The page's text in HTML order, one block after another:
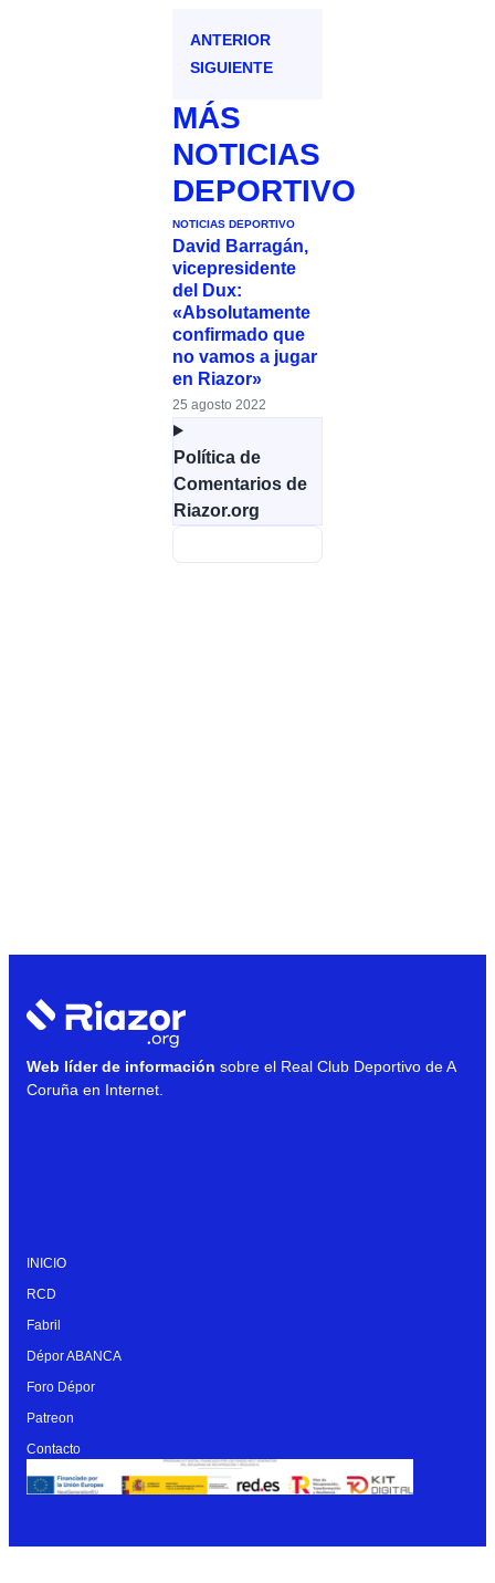
ANTERIOR
SIGUIENTE
MÁS
NOTICIAS
DEPORTIVO
NOTICIAS DEPORTIVO
David Barragán,
vicepresidente
del Dux:
«Absolutamente
confirmado que
no vamos a jugar
en Riazor»
25 agosto 2022
Política de
Comentarios de
Riazor.org
Web líder de información sobre el Real Club Deportivo de A
Coruña en Internet.
INICIO
RCD
Fabril
Dépor ABANCA
Foro Dépor
Patreon
Contacto